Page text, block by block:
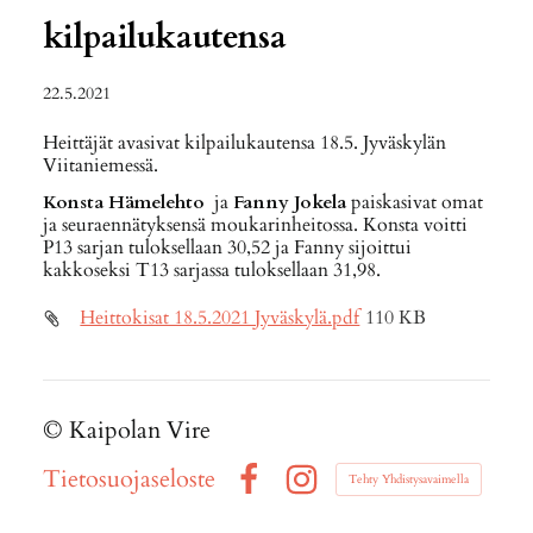
kilpailukautensa
22.5.2021
Heittäjät avasivat kilpailukautensa 18.5. Jyväskylän
Viitaniemessä.
Konsta Hämelehto ja Fanny Jokelapaiskasivat omat
ja seuraennätyksensä moukarinheitossa. Konsta voitti
P13 sarjan tuloksellaan 30,52 ja Fanny sijoittui
kakkoseksi T13 sarjassa tuloksellaan 31,98.
Heittokisat 18.5.2021 Jyväskylä.pdf 110 KB
© Kaipolan Vire
Tietosuojaseloste
Instagram
Tehty Yhdistysavaimella